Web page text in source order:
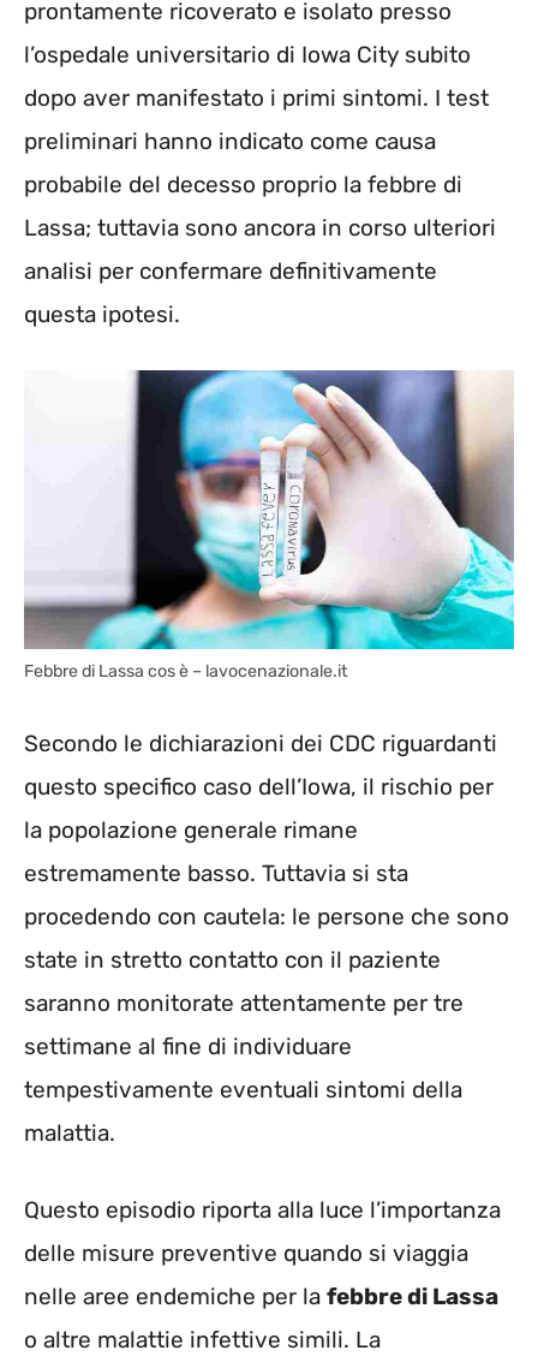
prontamente ricoverato e isolato presso
l’ospedale universitario di Iowa City subito
dopo aver manifestato i primi sintomi. I test
preliminari hanno indicato come causa
probabile del decesso proprio la febbre di
Lassa; tuttavia sono ancora in corso ulteriori
analisi per confermare definitivamente
questa ipotesi.
Febbre di Lassa cos è – lavocenazionale.it
Secondo le dichiarazioni dei CDC riguardanti
questo specifico caso dell’Iowa, il rischio per
la popolazione generale rimane
estremamente basso. Tuttavia si sta
procedendo con cautela: le persone che sono
state in stretto contatto con il paziente
saranno monitorate attentamente per tre
settimane al fine di individuare
tempestivamente eventuali sintomi della
malattia.
Questo episodio riporta alla luce l’importanza
delle misure preventive quando si viaggia
nelle aree endemiche per la febbre di Lassa
o altre malattie infettive simili. La